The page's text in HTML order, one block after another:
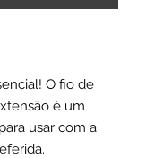
O fio de
é um
usar com a